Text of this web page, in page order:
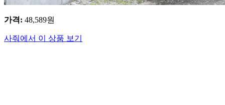
가격: 48,589원
사줘에서 이 상품 보기